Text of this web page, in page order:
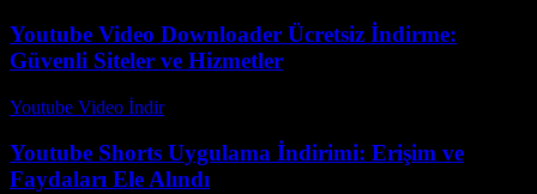
Youtube Video Downloader Ücretsiz İndirme:
Güvenli Siteler ve Hizmetler
Youtube Video İndir-
Youtube Shorts Uygulama İndirimi: Erişim ve
Faydaları Ele Alındı